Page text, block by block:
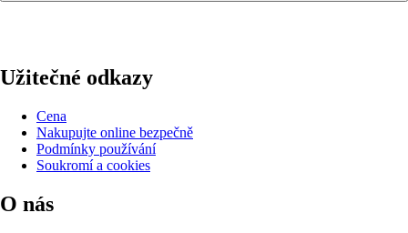
Užitečné odkazy
Cena
Nakupujte online bezpečně
Podmínky používání
Soukromí a cookies
O nás